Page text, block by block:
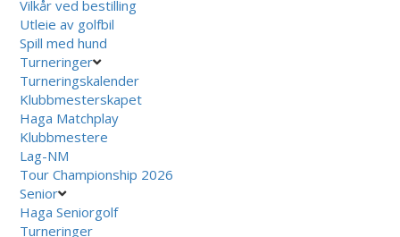
Vilkår ved bestilling
Utleie av golfbil
Spill med hund
Turneringer
Turneringskalender
Klubbmesterskapet
Haga Matchplay
Klubbmestere
Lag-NM
Tour Championship 2026
Senior
Haga Seniorgolf
Turneringer